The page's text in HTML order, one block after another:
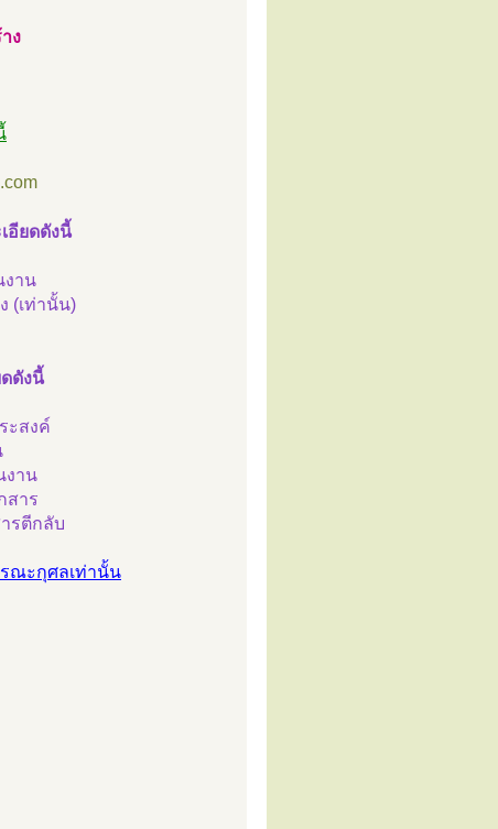
ง
อียดดังนี้
งาน
(เท่านั้น)
ดังนี้
ะสงค์
งาน
สาร
รตีกลับ
ณะกุศลเท่านั้น